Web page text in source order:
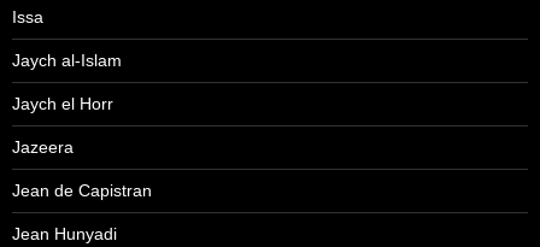
Issa
Jaych al-Islam
Jaych el Horr
Jazeera
Jean de Capistran
Jean Hunyadi